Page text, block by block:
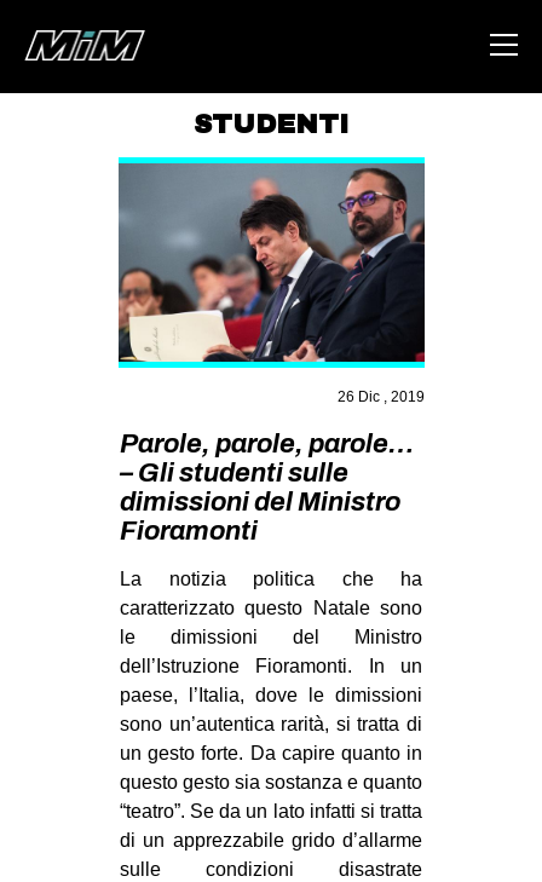
ABOUT
AREA
DEGENERAZIONE
GAZA FREESTYLE
STUDENTI TSUNAMI
ZAM
MOBILITAZIONI
SPAZI
MOVIMENTI
AMBIENTE
ANTIFASCISMO
DIRITTO ALL’ABITARE
STUDENTI
26 Dic , 2019
Parole, parole, parole…
– Gli studenti sulle
dimissioni del Ministro
Fioramonti
La notizia politica che ha
caratterizzato questo Natale sono
le dimissioni del Ministro
dell’Istruzione Fioramonti. In un
paese, l’Italia, dove le dimissioni
sono un’autentica rarità, si tratta di
un gesto forte. Da capire quanto in
questo gesto sia sostanza e quanto
“teatro”. Se da un lato infatti si tratta
di un apprezzabile grido d’allarme
sulle condizioni disastrate